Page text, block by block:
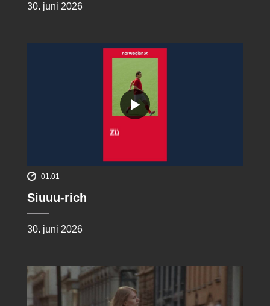
30. juni 2026
01:01
Siuuu-rich
30. juni 2026